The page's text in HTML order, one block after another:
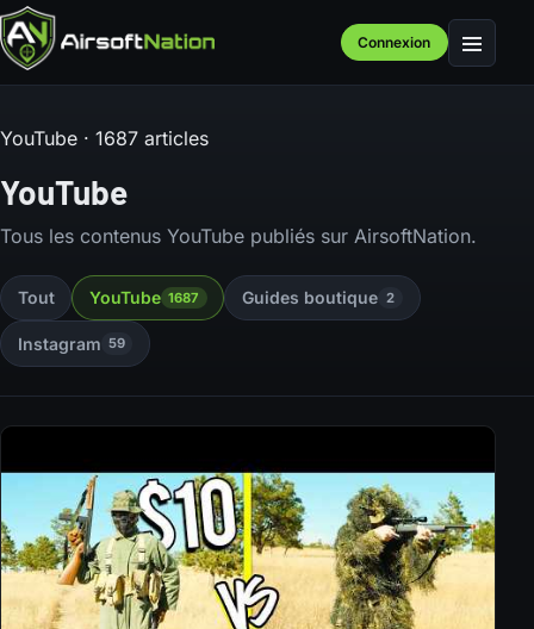
Connexion Menu
YouTube · 1687 articles
YouTube
Tous les contenus YouTube publiés sur AirsoftNation.
Tout YouTube 1687 Guides boutique 2
Instagram 59